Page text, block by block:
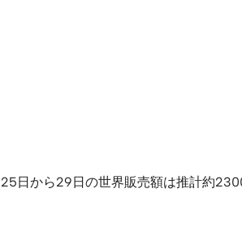
日から29日の世界販売額は推計約